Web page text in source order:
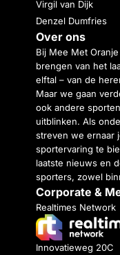
Virgil van Dijk
Denzel Dumfries
Over ons
Bij Mee Met
brengen van het
elftal – van de
Maar we gaan
ook andere
uitblinken. Als
streven we ernaar
sportervaring te
laatste nieuws en
sporters, zowel
Corporate &
Realtimes Network
Innovatieweg 20C